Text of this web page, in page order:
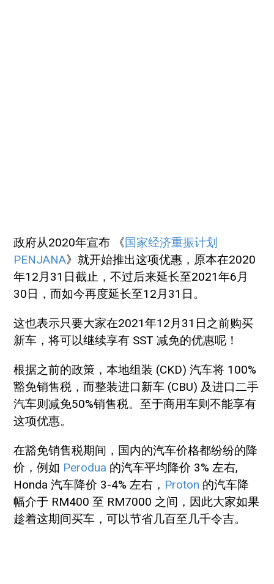
政府从2020年宣布 《国家经济重振计划
PENJANA》就开始推出这项优惠，原本在2020
年12月31日截止，不过后来延长至2021年6月
30日，而如今再度延长至12月31日。
这也表示只要大家在2021年12月31日之前购买
新车，将可以继续享有 SST 减免的优惠呢！
根据之前的政策，本地组装 (CKD) 汽车将 100%
豁免销售税，而整装进口新车 (CBU) 及进口二手
汽车则减免50%销售税。至于商用车则不能享有
这项优惠。
在豁免销售税期间，国内的汽车价格都纷纷的降
价，例如 Perodua 的汽车平均降价 3% 左右,
Honda 汽车降价 3-4% 左右， Proton 的汽车降
幅介于 RM400 至 RM7000 之间，因此大家如果
趁着这期间买车，可以节省几百至几千令吉。